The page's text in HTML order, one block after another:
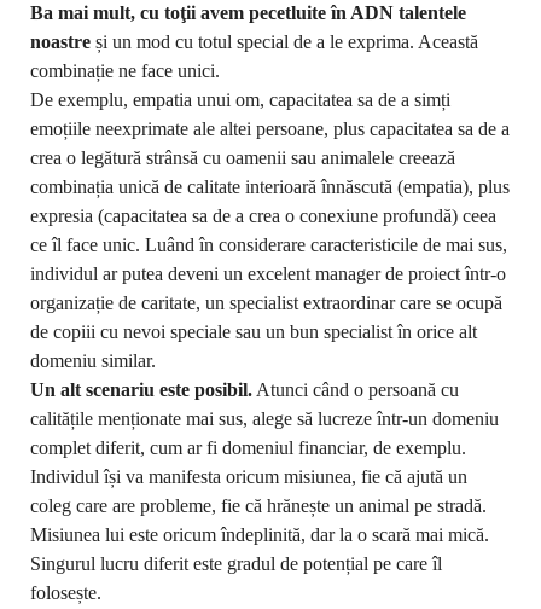
Ba mai mult, cu toţii avem pecetluite în ADN talentele
noastre și un mod cu totul special de a le exprima. Această
combinație ne face unici.
De exemplu, empatia unui om, capacitatea sa de a simți
emoțiile neexprimate ale altei persoane, plus capacitatea sa de a
crea o legătură strânsă cu oamenii sau animalele creează
combinația unică de calitate interioară înnăscută (empatia), plus
expresia (capacitatea sa de a crea o conexiune profundă) ceea
ce îl face unic. Luând în considerare caracteristicile de mai sus,
individul ar putea deveni un excelent manager de proiect într-o
organizație de caritate, un specialist extraordinar care se ocupă
de copiii cu nevoi speciale sau un bun specialist în orice alt
domeniu similar.
Un alt scenariu este posibil. Atunci când o persoană cu
calitățile menționate mai sus, alege să lucreze într-un domeniu
complet diferit, cum ar fi domeniul financiar, de exemplu.
Individul își va manifesta oricum misiunea, fie că ajută un
coleg care are probleme, fie că hrănește un animal pe stradă.
Misiunea lui este oricum îndeplinită, dar la o scară mai mică.
Singurul lucru diferit este gradul de potențial pe care îl
folosește.